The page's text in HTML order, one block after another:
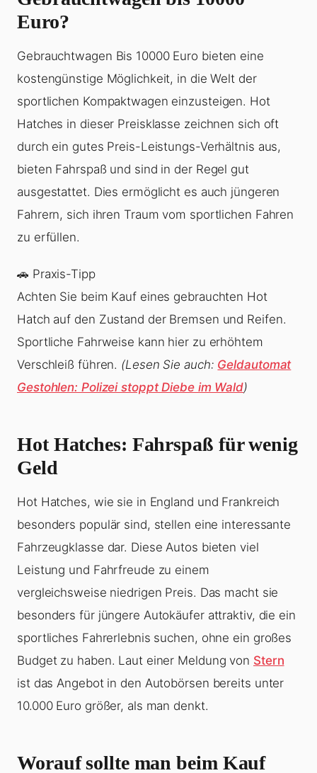
Euro?
Gebrauchtwagen Bis 10000 Euro bieten eine
kostengünstige Möglichkeit, in die Welt der
sportlichen Kompaktwagen einzusteigen. Hot
Hatches in dieser Preisklasse zeichnen sich oft
durch ein gutes Preis-Leistungs-Verhältnis aus,
bieten Fahrspaß und sind in der Regel gut
ausgestattet. Dies ermöglicht es auch jüngeren
Fahrern, sich ihren Traum vom sportlichen Fahren
zu erfüllen.
🚗 Praxis-Tipp
Achten Sie beim Kauf eines gebrauchten Hot
Hatch auf den Zustand der Bremsen und Reifen.
Sportliche Fahrweise kann hier zu erhöhtem
Verschleiß führen. (Lesen Sie auch: Geldautomat
Gestohlen: Polizei stoppt Diebe im Wald)
Hot Hatches: Fahrspaß für wenig
Geld
Hot Hatches, wie sie in England und Frankreich
besonders populär sind, stellen eine interessante
Fahrzeugklasse dar. Diese Autos bieten viel
Leistung und Fahrfreude zu einem
vergleichsweise niedrigen Preis. Das macht sie
besonders für jüngere Autokäufer attraktiv, die ein
sportliches Fahrerlebnis suchen, ohne ein großes
Budget zu haben. Laut einer Meldung von Stern
ist das Angebot in den Autobörsen bereits unter
10.000 Euro größer, als man denkt.
Worauf sollte man beim Kauf